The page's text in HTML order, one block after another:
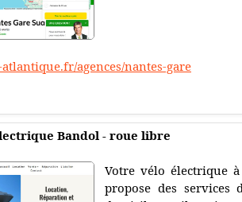
agences/nantes-gare
Bandol - roue libre
Votre vélo électrique
propose des services